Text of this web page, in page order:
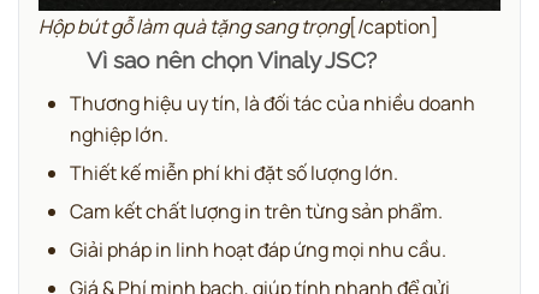
Hộp bút gỗ làm quà tặng sang trọng[/caption]
Vì sao nên chọn Vinaly JSC?
Thương hiệu uy tín, là đối tác của nhiều doanh
nghiệp lớn.
Thiết kế miễn phí khi đặt số lượng lớn.
Cam kết chất lượng in trên từng sản phẩm.
Giải pháp in linh hoạt đáp ứng mọi nhu cầu.
Giá & Phí minh bạch, giúp tính nhanh để gửi